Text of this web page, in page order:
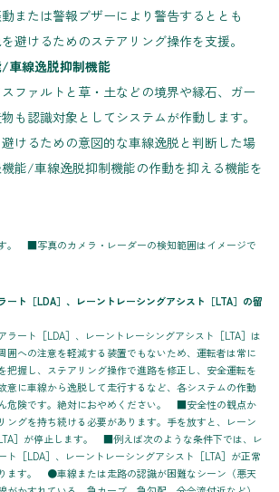
または警報ブザーにより警告するととも
避けるためのステアリング操作を支援。
線逸脱抑制機能
ファルトと草・土などの境界や縁石、ガー
も認識対象としてシステムが作動します。
けるための意図的な車線逸脱と判断した場
能/車線逸脱抑制機能の作動を抑える機能を
。 ■写真のカメラ・レーダーの検知範囲はイメージで
ート［LDA］、レーントレーシングアシスト［LTA］の留
ート［LDA］、レーントレーシングアシスト［LTA］は
囲への注意を軽減する装置でもないため、運転者は常に
把握し、ステアリング操作で進路を修正し、安全運転を
に車線から逸脱して走行するなど、各システムの作動
危険です。絶対におやめください。 ■安全性の観点か
ングを持ち続ける必要があります。手を放すと、レーン
］が停止します。 ■例えば次のような条件下では、レ
ト［LDA］、レーントレーシングアシスト［LTA］が正常
ます。 ●車線または走路の認識が困難なシーン（悪天